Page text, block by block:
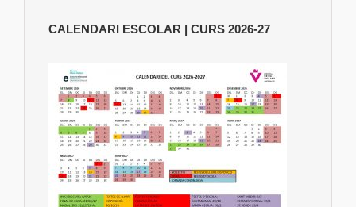
CALENDARI ESCOLAR | CURS 2026-27